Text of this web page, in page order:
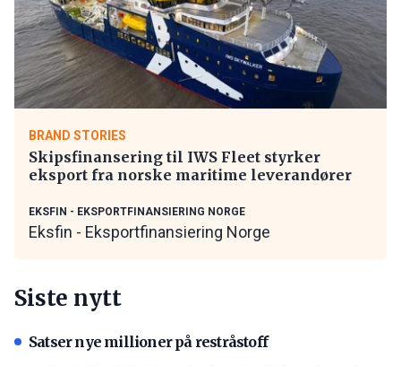
BRAND STORIES
Skipsfinansering til IWS Fleet styrker
eksport fra norske maritime leverandører
EKSFIN - EKSPORTFINANSIERING NORGE
Eksfin - Eksportfinansiering Norge
Siste nytt
Satser nye millioner på restråstoff